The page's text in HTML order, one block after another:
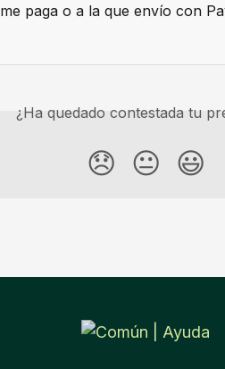
paga o a la que envío con
¿Ha quedado contestada tu
😞 😐 😃